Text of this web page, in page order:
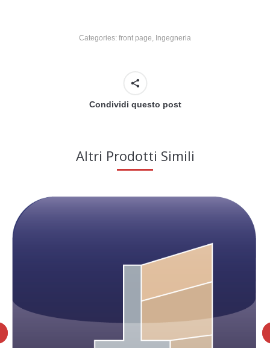
Categories: front page, Ingegneria
Condividi questo post
Altri Prodotti Simili